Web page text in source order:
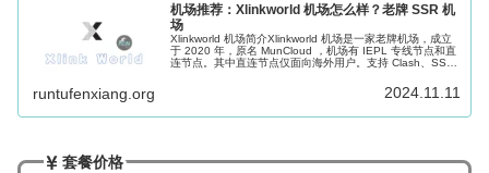
机场推荐：Xlinkworld 机场怎么样？老牌 SSR 机
场
Xlinkworld 机场简介Xlinkworld 机场是一家老牌机场，成立
于 2020 年，原名 MunCloud ，机场有 IEPL 专线节点和直
连节点。其中直连节点仅面向海外用户。支持 Clash、SSR
runtufenxiang.org 2024.11.11
套餐价格